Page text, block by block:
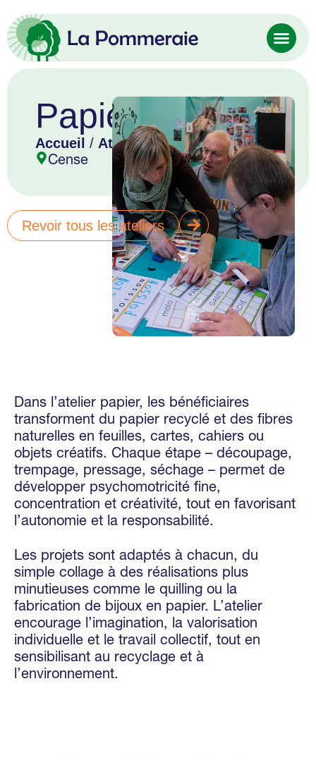
Papier
Accueil / Atelier/ Papier
Cense
Revoir tous les ateliers
Dans l’atelier papier, les bénéficiaires
transforment du papier recyclé et des fibres
naturelles en feuilles, cartes, cahiers ou
objets créatifs. Chaque étape – découpage,
trempage, pressage, séchage – permet de
développer psychomotricité fine,
concentration et créativité, tout en favorisant
l’autonomie et la responsabilité.
Les projets sont adaptés à chacun, du
simple collage à des réalisations plus
minutieuses comme le quilling ou la
fabrication de bijoux en papier. L’atelier
encourage l’imagination, la valorisation
individuelle et le travail collectif, tout en
sensibilisant au recyclage et à
l’environnement.